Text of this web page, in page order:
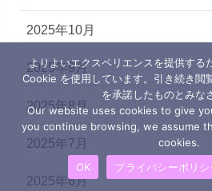
2025年10月
2025年9月
2025年8月
2025年7月
2025年6月
よりよいエクスペリエンスを提供する
Cookie を使用しています。引き続き閲
を承諾したものとみな
Our website uses cookies to give
you continue browsing, we assume
cookies.
OK
プライバシーポリ